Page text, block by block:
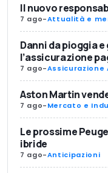
Il nuovo
7 ago-Attualità e
Danni da pioggia
l’assicurazione
7 ago-Assicurazione
Aston Martin
7 ago-Mercato e
Le prossime
ibride
7 ago-Anticipazioni